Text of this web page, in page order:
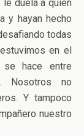
duela a quien
y hayan hecho
todas
en el
se hace entre
Nosotros no
Y tampoco
nuestro